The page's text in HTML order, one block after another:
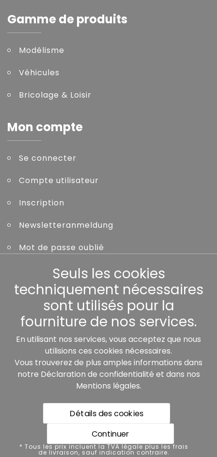
Gamme de produits
Modélisme
Véhicules
Bricolage & Loisir
Mon compte
Se connecter
Compte utilisateur
Inscription
Newsletteranmeldung
Mot de passe oublié
Nos partenaires:
* Tous les prix incluent la TVA légale plus les frais de
livraison, sauf indication contraire.
Protection des données
Seuls les cookies
techniquement nécessaires
sont utilisés pour la
fourniture de nos services.
En utilisant nos services, vous acceptez que nous
utilisions ces cookies nécessaires.
Vous trouverez de plus amples informations dans
notre Déclaration de confidentialité et dans nos
Mentions légales.
Détails des cookies
Continuer
* Tous les prix incluent la TVA légale plus les frais
de livraison, sauf indication contraire.